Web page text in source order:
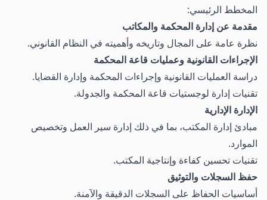
المخطط الرئيسي:
مقدمة عن إدارة المحكمة والمكاتب
نظرة عامة على المجال وتاريخه وأهميته في النظام القانوني.
الإجراءات القانونية وعمليات قاعة المحكمة
دراسة العمليات القانونية وإجراءات المحكمة وإدارة القضايا.
تقنيات إدارة لوجستيات قاعة المحكمة والجدولة.
الإدارة الإدارية
مبادئ إدارة المكتب، بما في ذلك إدارة سير العمل وتخصيص
الموارد.
تقنيات تحسين كفاءة وإنتاجية المكتب.
حفظ السجلات والتوثيق
أساسيات الحفاظ على السجلات الدقيقة والآمنة.